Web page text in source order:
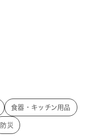
食器・キッチン用品
防災